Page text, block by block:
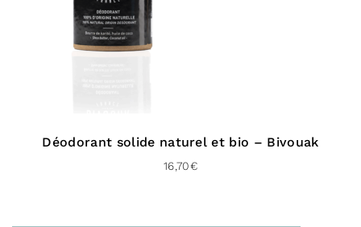
Déodorant solide naturel et bio – Bivouak
16,70€